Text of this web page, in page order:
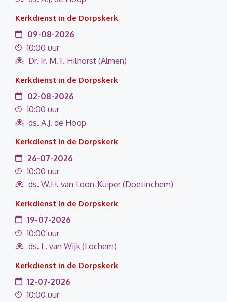
Kerkdienst in de Dorpskerk
09-08-2026
10:00 uur
Dr. Ir. M.T. Hilhorst (Almen)
Kerkdienst in de Dorpskerk
02-08-2026
10:00 uur
ds. A.J. de Hoop
Kerkdienst in de Dorpskerk
26-07-2026
10:00 uur
ds. W.H. van Loon-Kuiper (Doetinchem)
Kerkdienst in de Dorpskerk
19-07-2026
10:00 uur
ds. L. van Wijk (Lochem)
Kerkdienst in de Dorpskerk
12-07-2026
10:00 uur